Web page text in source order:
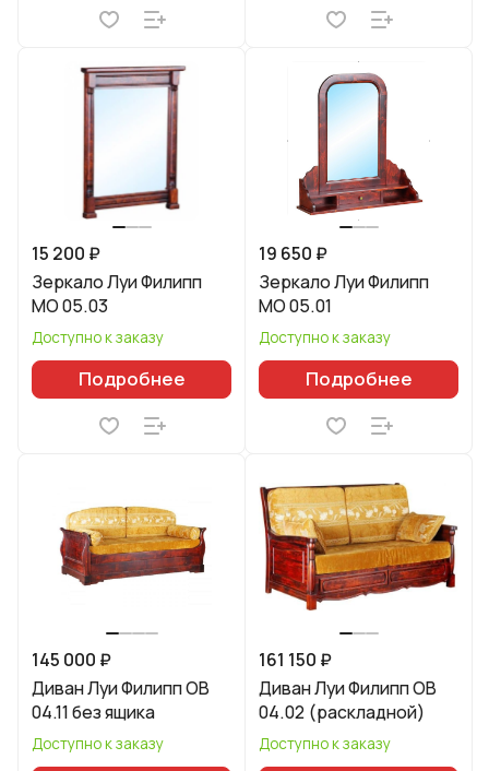
15 200 ₽
Зеркало Луи Филипп
МО 05.03
Доступно к заказу
Подробнее
19 650 ₽
Зеркало Луи Филипп
МО 05.01
Доступно к заказу
Подробнее
145 000 ₽
Диван Луи Филипп ОВ
04.11 без ящика
Доступно к заказу
161 150 ₽
Диван Луи Филипп ОВ
04.02 (раскладной)
Доступно к заказу